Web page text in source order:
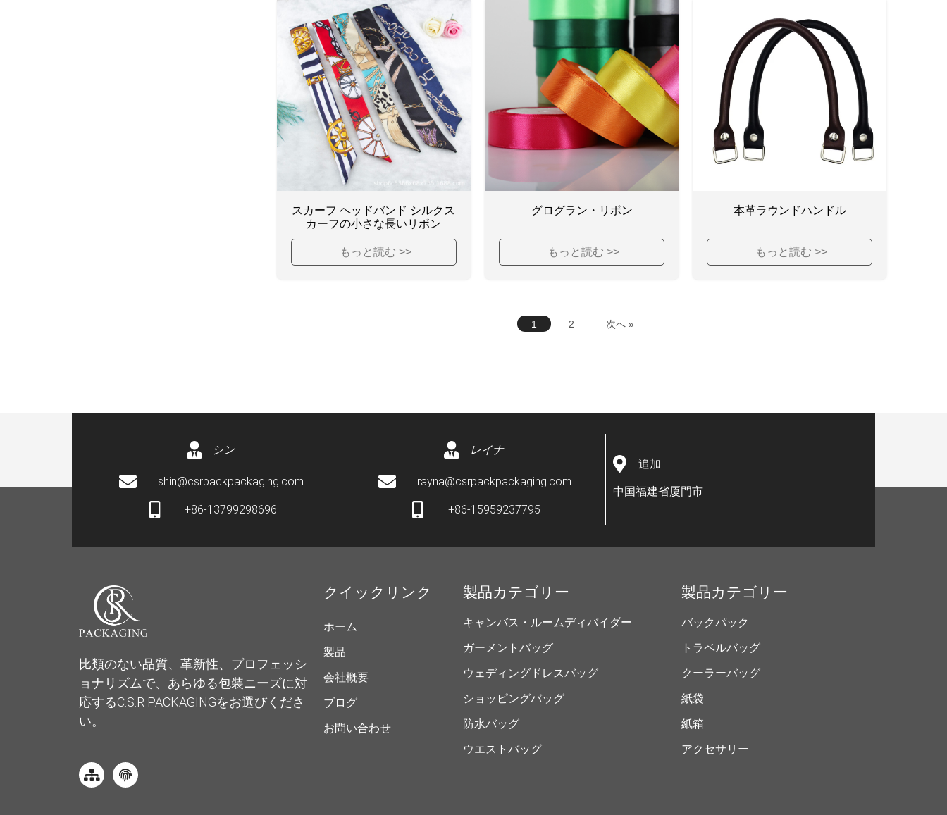
スカーフ ヘッドバンド シルクス
カーフの小さな長いリボン
もっと読む >>
グログラン・リボン
もっと読む >>
本革ラウンドハンドル
もっと読む >>
1 2 次へ »
シン
shin@csrpackpackaging.com
+86-13799298696
レイナ
rayna@csrpackpackaging.com
+86-15959237795
追加
中国福建省厦門市
比類のない品質、革新性、プロフェッシ
ョナリズムで、あらゆる包装ニーズに対
応するC.S.R PACKAGINGをお選びくださ
い。
クイックリンク
ホーム
製品
会社概要
ブログ
お問い合わせ
製品カテゴリー
キャンバス・ルームディバイダー
ガーメントバッグ
ウェディングドレスバッグ
ショッピングバッグ
防水バッグ
ウエストバッグ
製品カテゴリー
バックパック
トラベルバッグ
クーラーバッグ
紙袋
紙箱
アクセサリー